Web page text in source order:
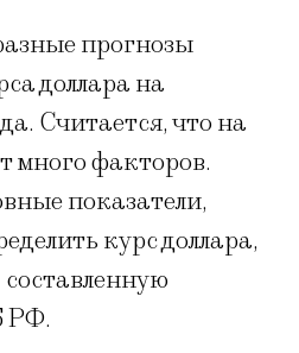
прогнозы
доллара на
Считается, что на
много факторов.
показатели,
курс доллара,
РФ.